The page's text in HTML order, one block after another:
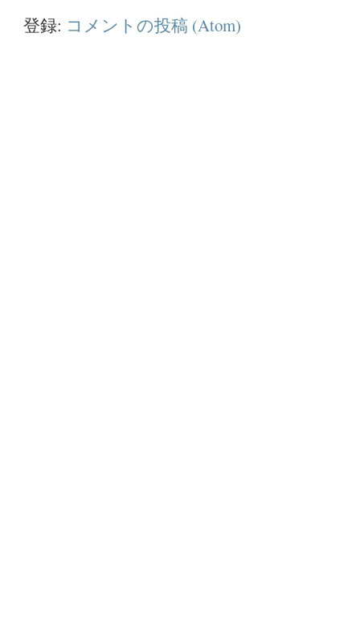
登録: コメントの投稿 (Atom)